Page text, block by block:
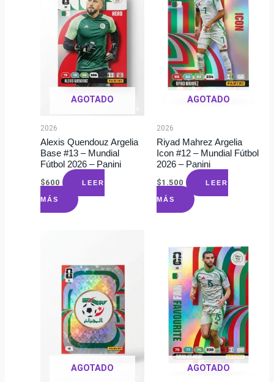
AGOTADO
2026
Alexis Quendouz Argelia
Base #13 – Mundial
Fútbol 2026 – Panini
$600 LEER
MÁS
AGOTADO
2026
Riyad Mahrez Argelia
Icon #12 – Mundial Fútbol
2026 – Panini
$1.500 LEER
MÁS
AGOTADO AGOTADO